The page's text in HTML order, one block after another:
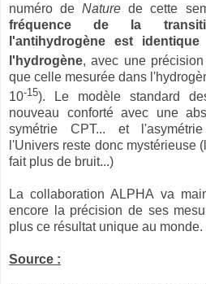
numéro deNaturede cette
fréquence de la
l'antihydrogène est
l'hydrogène, avec une
que celle mesurée dans
10-15). Le modèle standard
nouveau conforté avec une
symétrie CPT... et
l'Univers reste donc mystérieuse
fait plus de bruit...)
La collaboration ALPHA va
encore la précision de ses
plus ce résultat unique au monde.
Source :